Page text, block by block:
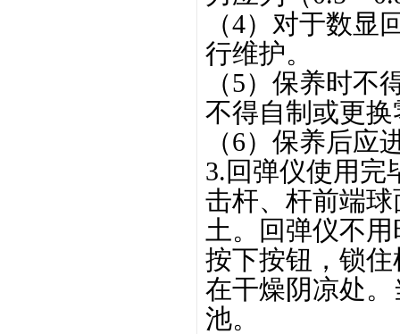
（4）对于数
行维护。
（5）保养时
不得自制或更
（6）保养后应
3.回弹仪使用完
击杆、杆前端
土。回弹仪不
按下按钮，锁
在干燥阴凉处
池。